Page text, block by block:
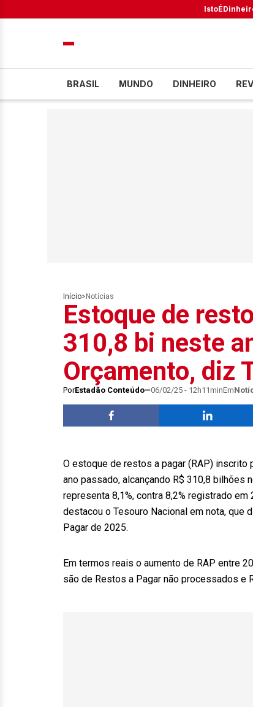
IstoÉ
BRASIL MUNDO DINHEIRO
Início> Notícias
Estoque de
310,8 bi neste
Orçamento, diz
PorEstadão Conteúdo 06/02/25 - 12h11minEm
O estoque de restos a pagar (RAP) inscrito
ano passado, alcançando R$ 310,8 bilhões
representa 8,1%, contra 8,2% registrado
destacou o Tesouro Nacional em nota, que
Pagar de 2025.
Em termos reais o aumento de RAP entre
são de Restos a Pagar não processados e